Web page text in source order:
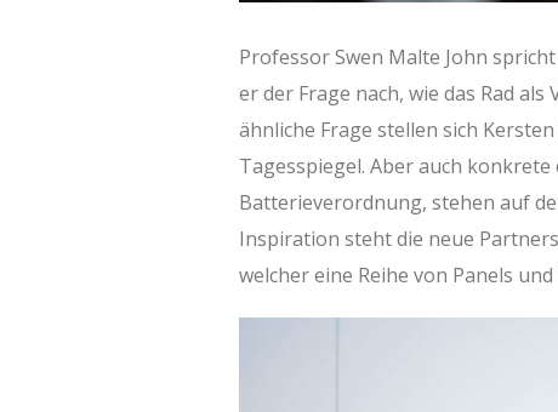
Professor Swen Malte John
er der Frage nach, wie das Rad
ähnliche Frage stellen sich
Tagesspiegel. Aber auch
Batterieverordnung, stehen auf
Inspiration steht die neue
welcher eine Reihe von Panels